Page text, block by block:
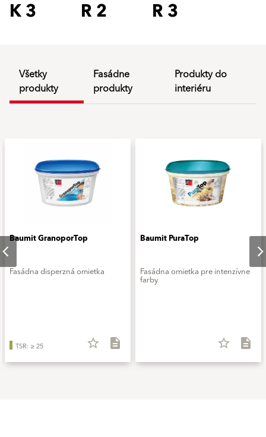
K 3 R 2 R 3
Všetky
produkty
Fasádne
produkty
Produkty do
interiéru
Baumit GranoporTop
Fasádna disperzná omietka
TSR: ≥ 25 star_border description
Baumit PuraTop
Fasádna omietka pre intenzívne
farby
star_border description